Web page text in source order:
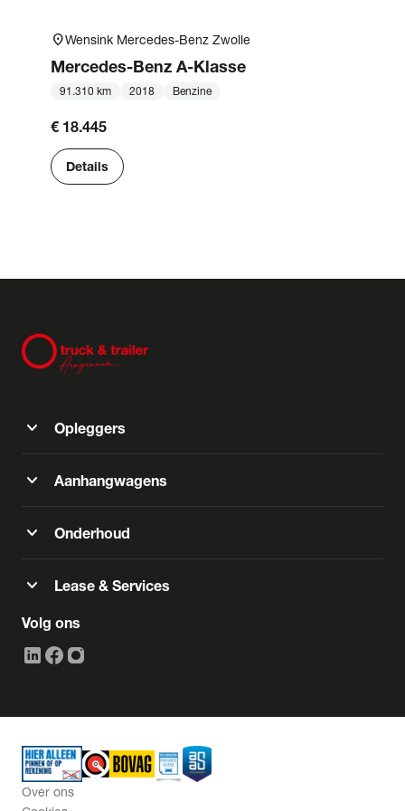
location_onWensink Mercedes-Benz Zwolle
Mercedes-Benz A-Klasse
91.310 km 2018 Benzine
€ 18.445
Details
expand_more Opleggers
expand_more Aanhangwagens
expand_more Onderhoud
expand_more Lease & Services
Volg ons
Over ons